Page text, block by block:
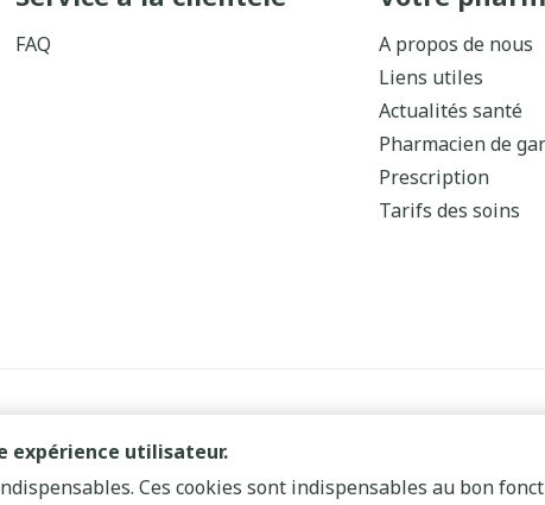
expérience utilisateur.
Ces cookies sont indispensables au bon
FAQ
A propos de nous
Liens utiles
Actualités santé
Pharmacien de
Prescription
Tarifs des soins